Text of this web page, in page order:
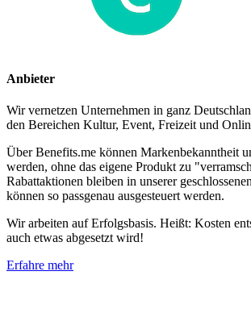
Anbieter
Wir vernetzen Unternehmen in ganz
den Bereichen Kultur, Event, Freizeit und
Über Benefits.me können Markenbekanntheit
werden, ohne das eigene Produkt zu
Rabattaktionen bleiben in unserer
können so passgenau ausgesteuert werden.
Wir arbeiten auf Erfolgsbasis. Heißt: Kosten
auch etwas abgesetzt wird!
Erfahre mehr